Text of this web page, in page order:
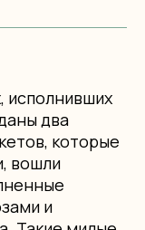
исполнивших
два
которые
вошли
и